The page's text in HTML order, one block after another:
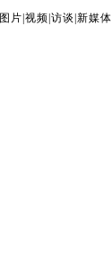
图片 视频 访谈 新媒体